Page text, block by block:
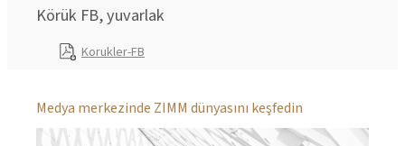
Körük FB, yuvarlak
Korukler-FB
Medya merkezinde ZIMM dünyasını keşfedin